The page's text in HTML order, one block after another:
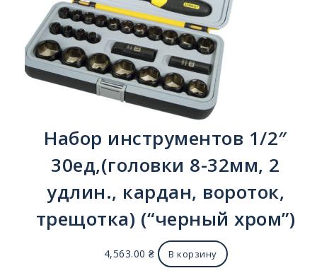
Набор инструментов 1/2″
30ед,(головки 8-32мм, 2
удлин., кардан, вороток,
трещотка) (“черный хром”)
4,563.00 ₴ В корзину